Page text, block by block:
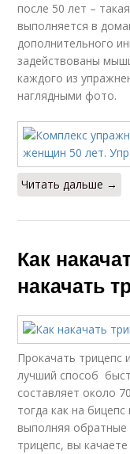
после 50 лет –
выполняется в
дополнительного
задействованы
каждого из
наглядными фото.
Читать дальше →
Как
накачать
Прокачать
лучший способ
составляет около
тогда как на
выполняя
трицепс, вы